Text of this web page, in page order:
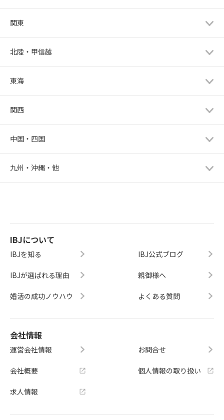
関東
北陸・甲信越
東海
関西
中国・四国
九州・沖縄・他
IBJについて
IBJを知る
IBJが選ばれる理由
婚活の成功ノウハウ
IBJ公式ブログ
親御様へ
よくある質問
会社情報
運営会社情報
会社概要
求人情報
お問合せ
個人情報の取り扱い